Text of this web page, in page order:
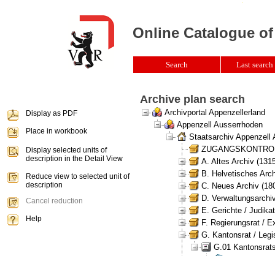
Archive plan search
Archivportal Appenzellerland
Appenzell Ausserrhoden
Staatsarchiv Appenzell
A. Altes Archiv
B. Helvetisches
C. Neues Archiv
D.
E. Gerichte /
F. Regierungsrat /
G. Kantonsrat /
G.01
Online Catalogue
Search Last
Display as PDF
Place in workbook
Display selected units of
description in the Detail View
Reduce view to selected unit of
description
Cancel reduction
Help